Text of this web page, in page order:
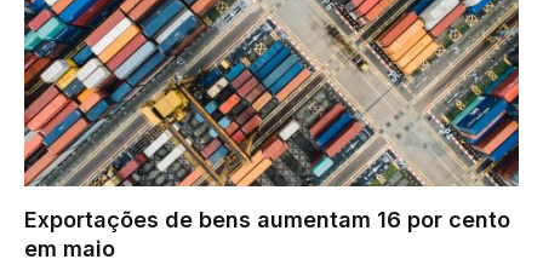
Exportações de bens aumentam 16 por cento
em maio